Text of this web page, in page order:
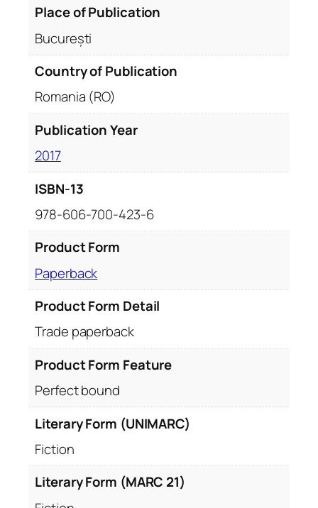
Place of Publication
București
Country of Publication
Romania (RO)
Publication Year
2017
ISBN-13
978-606-700-423-6
Product Form
Paperback
Product Form Detail
Trade paperback
Product Form Feature
Perfect bound
Literary Form (UNIMARC)
Fiction
Literary Form (MARC 21)